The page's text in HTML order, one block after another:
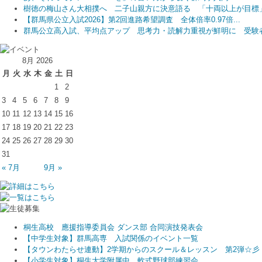
樹徳の梅山さん大相撲へ 二子山親方に決意語る 「十両以上が目標
【群馬県公立入試2026】第2回進路希望調査 全体倍率0.97倍...
群馬公立高入試、平均点アップ 思考力・読解力重視が鮮明に 受験
8月 2026
月 火 水 木 金 土 日
1
2
3
4 5 6 7 8
9
10 11 12 13 14 15 16
17 18 19 20 21 22 23
24 25 26 27 28 29 30
31
« 7月
9月 »
桐生高校 應援指導委員会 ダンス部 合同演技発表会
【中学生対象】群馬高専 入試関係のイベント一覧
【タウンわたらせ連動】2学期からのスクール＆レッスン 第2弾☆彡